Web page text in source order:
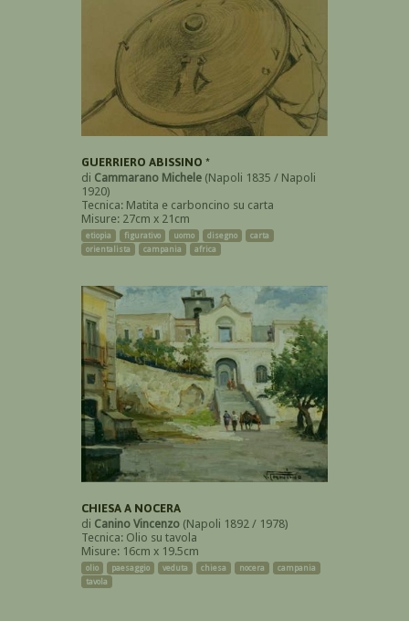
GUERRIERO ABISSINO *
di Cammarano Michele (Napoli 1835 / Napoli
1920)
Tecnica: Matita e carboncino su carta
Misure: 27cm x 21cm
etiopia figurativo uomo disegno
carta
orientalista
campania africa
CHIESA A NOCERA
di Canino Vincenzo (Napoli 1892 / 1978)
Tecnica: Olio su tavola
Misure: 16cm x 19.5cm
olio paesaggio veduta chiesa nocera
campania
tavola